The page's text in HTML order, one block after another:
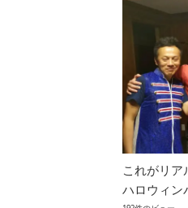
これがリ
ハロウィン